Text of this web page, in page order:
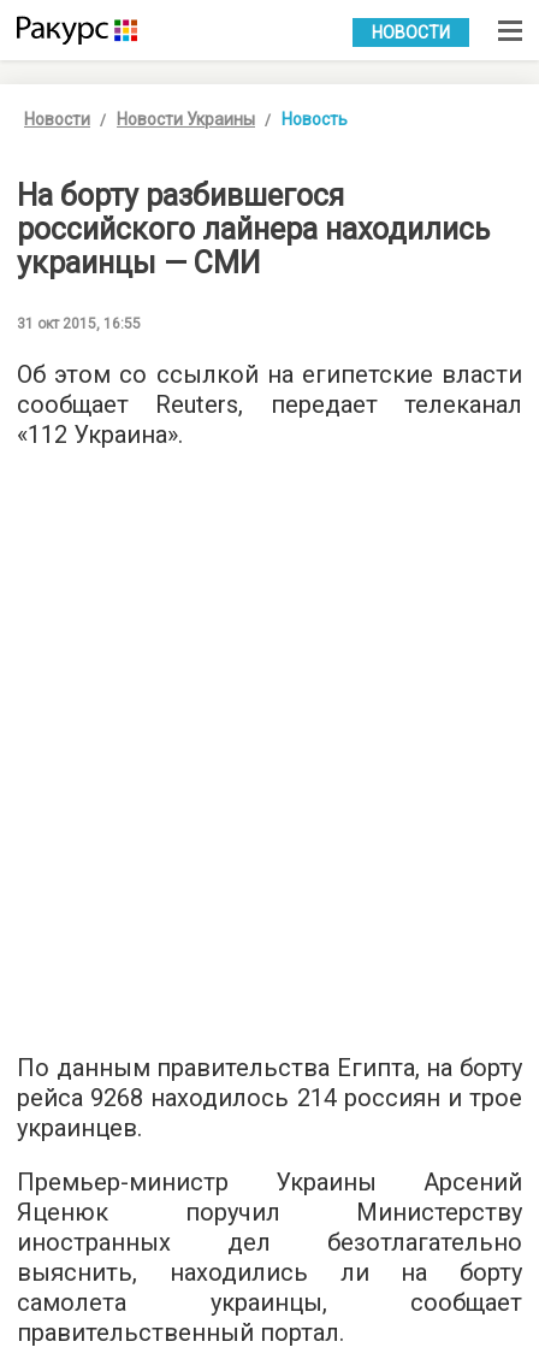
УКР РУС
НОВОСТИ
Новости Новости Украины Новость
На борту разбившегося
российского лайнера находились
украинцы — СМИ
31 окт 2015, 16:55
Об этом со ссылкой на египетские власти
сообщает Reuters, передает телеканал
«112 Украина».
По данным правительства Египта, на борту
рейса 9268 находилось 214 россиян и трое
украинцев.
Премьер-министр Украины Арсений
Яценюк поручил Министерству
иностранных дел безотлагательно
выяснить, находились ли на борту
самолета украинцы, сообщает
правительственный портал.